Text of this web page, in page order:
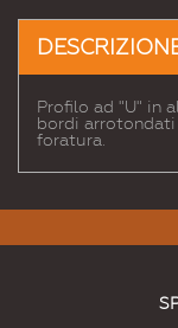
Profilo ad "U" in
bordi arrotondati
foratura.